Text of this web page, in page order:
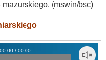
(mswin/bsc)
00:00 / 00:00